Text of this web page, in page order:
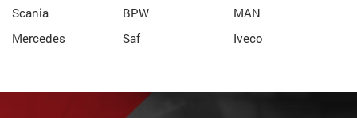
Scania
BPW
MAN
Mercedes
Saf Iveco